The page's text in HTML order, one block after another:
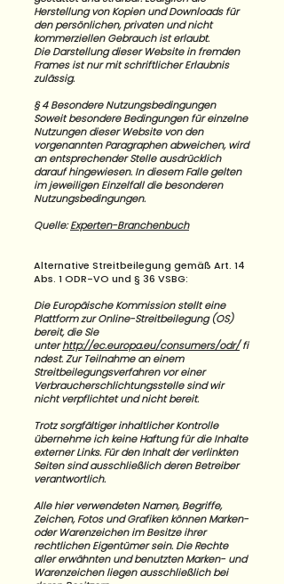
Herstellung von Kopien und Downloads für
den persönlichen, privaten und nicht
kommerziellen Gebrauch ist erlaubt.
Die Darstellung dieser Website in fremden
Frames ist nur mit schriftlicher Erlaubnis
zulässig.
§ 4 Besondere Nutzungsbedingungen
Soweit besondere Bedingungen für einzelne
Nutzungen dieser Website von den
vorgenannten Paragraphen abweichen, wird
an entsprechender Stelle ausdrücklich
darauf hingewiesen. In diesem Falle gelten
im jeweiligen Einzelfall die besonderen
Nutzungsbedingungen.
Quelle:Experten-Branchenbuch
Alternative Streitbeilegung gemäß Art. 14
Abs. 1 ODR-VO und § 36 VSBG:
Die Europäische Kommission stellt eine
Plattform zur Online-Streitbeilegung (OS)
bereit, die Sie
unterhttp://ec.europa.eu/consumers/odr/fi
ndest. Zur Teilnahme an einem
Streitbeilegungsverfahren vor einer
Verbraucherschlichtungsstelle sind wir
nicht verpflichtet und nicht bereit.
Trotz sorgfältiger inhaltlicher Kontrolle
übernehme ich keine Haftung für die Inhalte
externer Links. Für den Inhalt der verlinkten
Seiten sind ausschließlich deren Betreiber
verantwortlich.
Alle hier verwendeten Namen, Begriffe,
Zeichen, Fotos und Grafiken können Marken-
oder Warenzeichen im Besitze ihrer
rechtlichen Eigentümer sein. Die Rechte
aller erwähnten und benutzten Marken- und
Warenzeichen liegen ausschließlich bei